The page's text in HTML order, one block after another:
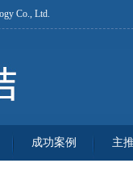
Co., Ltd.
成功案例 主